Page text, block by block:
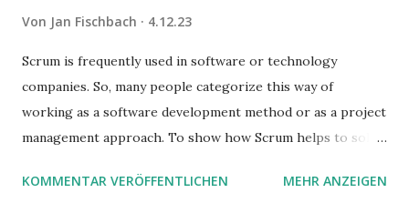
Von Jan Fischbach 4.12.23
Scrum is frequently used in software or technology
companies. So, many people categorize this way of
working as a software development method or as a project
management approach. To show how Scrum helps to solve
processes.
KOMMENTAR VERÖFFENTLICHEN MEHR ANZEIGEN